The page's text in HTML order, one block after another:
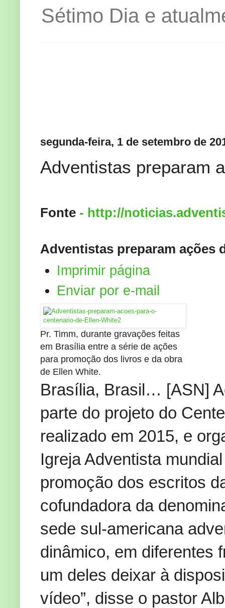
Sétimo Dia e
segunda-feira, 1 de setembro de
Adventistas preparam
Fonte - http://
Adventistas preparam ações
Imprimir página
Enviar por e-mail
Pr. Timm, durante gravações feitas
em Brasília entre a série de ações
para promoção dos livros e da obra
de Ellen White.
Brasília, Brasil… [ASN]
parte do projeto do
realizado em 2015, e
Igreja Adventista
promoção dos escritos
cofundadora da
sede sul-americana
dinâmico, em diferentes
um deles deixar à
vídeo”, disse o pastor